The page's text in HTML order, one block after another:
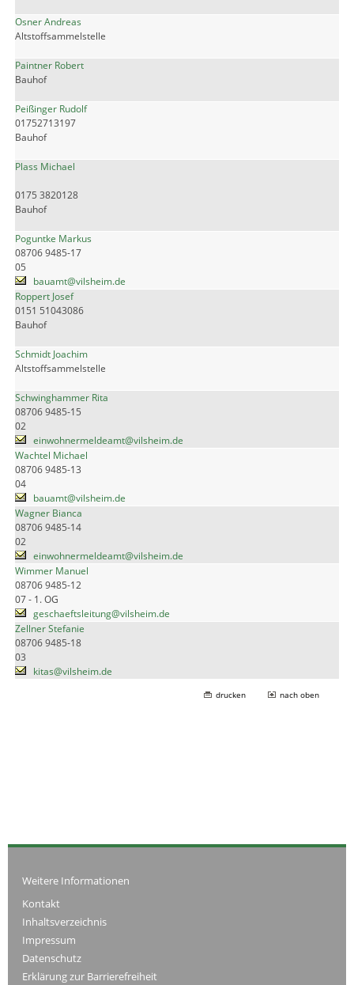
Osner Andreas
Altstoffsammelstelle
Paintner Robert
Bauhof
Peißinger Rudolf
01752713197
Bauhof
Plass Michael
0175 3820128
Bauhof
Poguntke Markus
08706 9485-17
05
bauamt@vilsheim.de
Roppert Josef
0151 51043086
Bauhof
Schmidt Joachim
Altstoffsammelstelle
Schwinghammer Rita
08706 9485-15
02
einwohnermeldeamt@vilsheim.de
Wachtel Michael
08706 9485-13
04
bauamt@vilsheim.de
Wagner Bianca
08706 9485-14
02
einwohnermeldeamt@vilsheim.de
Wimmer Manuel
08706 9485-12
07 - 1. OG
geschaeftsleitung@vilsheim.de
Zellner Stefanie
08706 9485-18
03
kitas@vilsheim.de
drucken nach oben
Weitere Informationen
Kontakt
Inhaltsverzeichnis
Impressum
Datenschutz
Erklärung zur Barrierefreiheit